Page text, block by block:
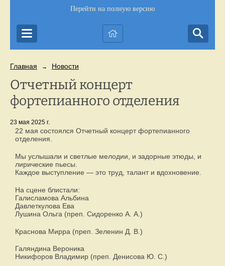
Перейти на полную версию
Главная → Новости
Отчетный концерт
фортепианного отделения
23 мая 2025 г.
22 мая состоялся Отчетный концерт фортепианного
отделения.
Мы услышали и светлые мелодии, и задорные этюды, и
лирические пьесы.
Каждое выступление — это труд, талант и вдохновение.
На сцене блистали:
Галисламова Альбина
Давлеткулова Ева
Лушина Ольга (преп. Сидоренко А. А.)
Краснова Мирра (преп. Зеленин Д. В.)
Галяндина Вероника
Никифоров Владимир (преп. Денисова Ю. С.)